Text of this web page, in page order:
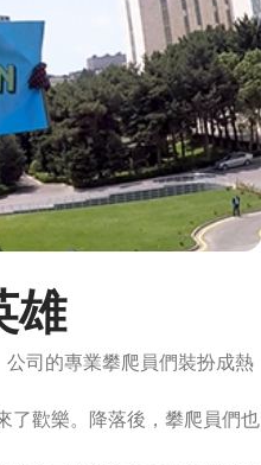
雄
司的專業攀爬員們裝扮成熱
了歡樂。降落後，攀爬員們也